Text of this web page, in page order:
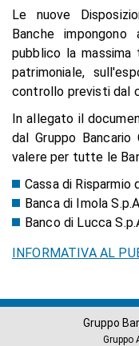
Le nuove
Banche
pubblico la massima
patrimoniale,
controllo previsti dal
In allegato il
dal Gruppo
valere per tutte le
Cassa di Risparmio
Banca di Imola
Banco di Lucca
INFORMATIVA AL
Gruppo
Gruppo